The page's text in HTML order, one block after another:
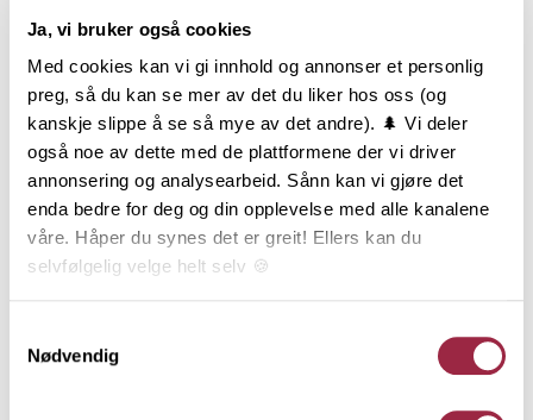
Ja, vi bruker også cookies
Med cookies kan vi gi innhold og annonser et personlig
preg, så du kan se mer av det du liker hos oss (og
kanskje slippe å se så mye av det andre). 🌲 Vi deler
også noe av dette med de plattformene der vi driver
annonsering og analysearbeid. Sånn kan vi gjøre det
enda bedre for deg og din opplevelse med alle kanalene
våre. Håper du synes det er greit! Ellers kan du
selvfølgelig velge helt selv 🍪
Nødvendig
53069592
Produktinformasjon
Dobbelfals Gammel, ofte også kalt Dobbelfals 28
grader, har sitt utspring fra Vestlandet, men
benyttes i dag over hele landet. Dobbelfals Gammel
mange typer hus, og den er en av de mest solgte
kledningene i Norge. Dobbelfals Gammel kan